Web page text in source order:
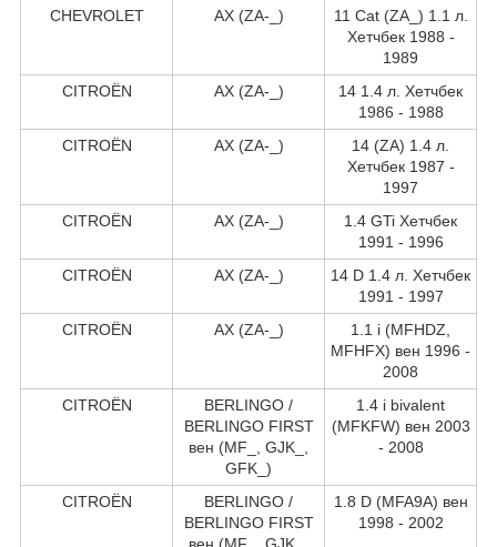
CHEVROLET
AX (ZA-_)
11 Cat (ZA_) 1.1 л.
Хетчбек 1988 -
1989
CITROËN
AX (ZA-_)
14 1.4 л. Хетчбек
1986 - 1988
CITROËN
AX (ZA-_)
14 (ZA) 1.4 л.
Хетчбек 1987 -
1997
CITROËN
AX (ZA-_)
1.4 GTi Хетчбек
1991 - 1996
CITROËN
AX (ZA-_)
14 D 1.4 л. Хетчбек
1991 - 1997
CITROËN
AX (ZA-_)
1.1 i (MFHDZ,
MFHFX) вен 1996 -
2008
CITROËN
BERLINGO /
BERLINGO FIRST
вен (MF_, GJK_,
GFK_)
1.4 i bivalent
(MFKFW) вен 2003
- 2008
CITROËN
BERLINGO /
BERLINGO FIRST
вен (MF_, GJK_,
1.8 D (MFA9A) вен
1998 - 2002